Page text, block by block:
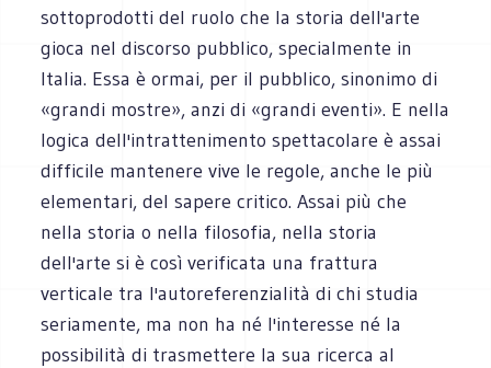
sottoprodotti del ruolo che la storia dell'arte
gioca nel discorso pubblico, specialmente in
Italia. Essa è ormai, per il pubblico, sinonimo di
«grandi mostre», anzi di «grandi eventi». E nella
logica dell'intrattenimento spettacolare è assai
difficile mantenere vive le regole, anche le più
elementari, del sapere critico. Assai più che
nella storia o nella filosofia, nella storia
dell'arte si è così verificata una frattura
verticale tra l'autoreferenzialità di chi studia
seriamente, ma non ha né l'interesse né la
possibilità di trasmettere la sua ricerca al